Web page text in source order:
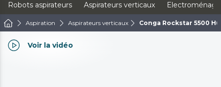
Robots aspirateurs Aspirateurs verticaux
Aspiration Aspirateurs verticaux Conga Rockstar 5500
Voir la vidéo